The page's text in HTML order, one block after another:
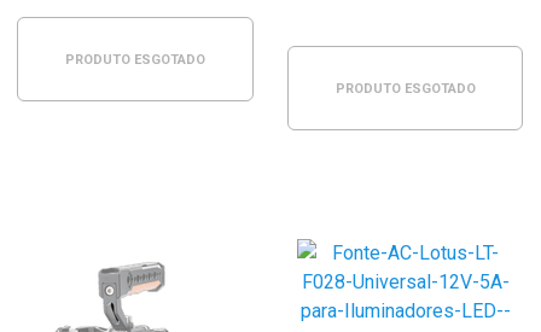
PRODUTO ESGOTADO
PRODUTO ESGOTADO